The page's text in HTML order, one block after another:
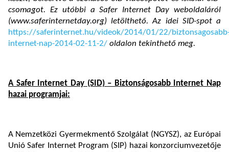
csomagot. Ez utóbbi a Safer Internet Day weboldaláról
(www.saferinternetday.org) letölthető. Az idei SID-spot a
https://saferinternet.hu/videok/2014/01/22/
internet-nap-2014-02-11-2/ oldalon tekinthető meg.
A Safer Internet Day (SID) – Biztonságosabb Internet Nap
hazai programjai:
A Nemzetközi Gyermekmentő Szolgálat (NGYSZ), az Európai
Unió Safer Internet Program (SIP) hazai konzorciumvezetője